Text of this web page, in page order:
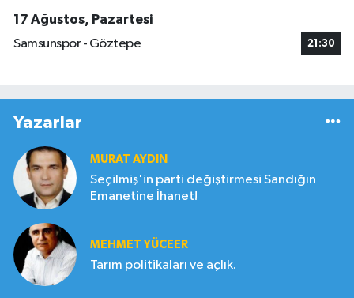
17 Ağustos, Pazartesi
Samsunspor - Göztepe
21:30
Yazarlar
MURAT AYDIN
Seçilmiş'in parti değiştirmesi Sandığın
Emanetine İhanet!
MEHMET YÜCEER
Tarım politikaları ve açlık.